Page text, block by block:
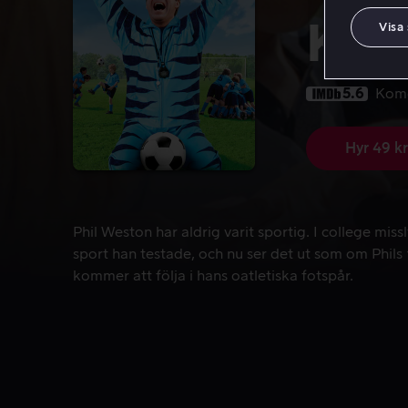
5.6
Hyr 49 kr
Phil Weston har aldrig varit sportig. I college
Phil Weston har aldrig varit sportig. I college
sport han testade, och nu ser det ut som om Phils
kommer att följa i hans oatletiska fotspår.
Visa